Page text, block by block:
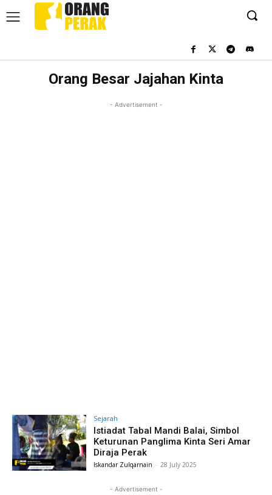
Orang Besar Jajahan Kinta
- Advertisement -
Sejarah
Istiadat Tabal Mandi Balai, Simbol
Keturunan Panglima Kinta Seri Amar
Diraja Perak
Iskandar Zulqarnain - 28 July 2025
- Advertisement -